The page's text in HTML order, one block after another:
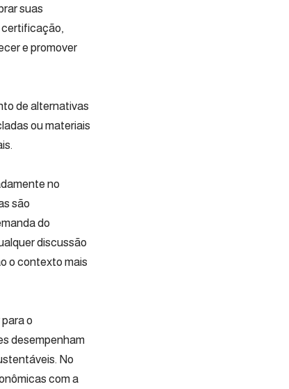
suas
certificação,
e promover
de alternativas
ou materiais
no
são
do
discussão
o contexto mais
o
desempenham
No
com a